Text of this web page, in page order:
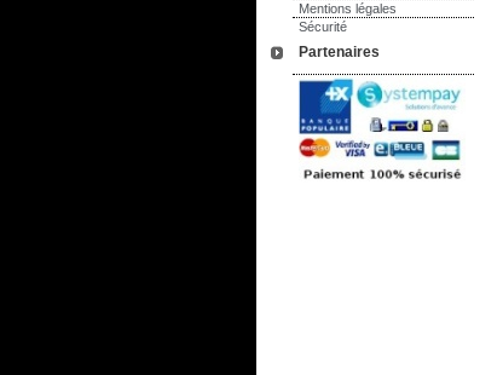
Mentions légales
Sécurité
Partenaires